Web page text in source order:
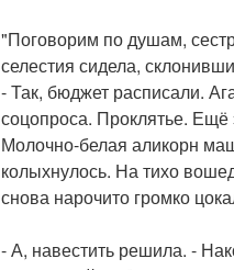
"Поговорим по душам,
селестия сидела,
- Так, бюджет расписали.
соцопроса. Проклятье. Ещё
Молочно-белая аликорн
колыхнулось. На тихо
снова нарочито громко
- А, навестить решила. -